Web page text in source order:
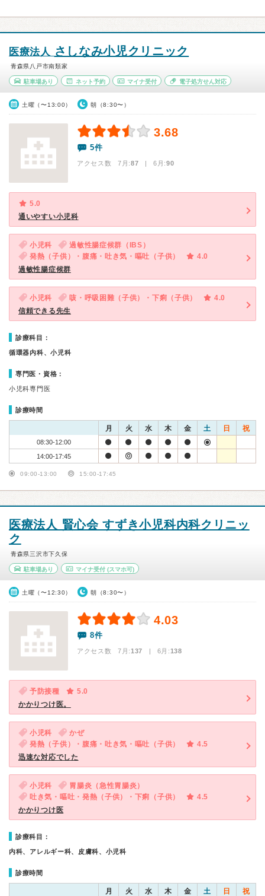
医療法人 さしなみ小児クリニック
青森県八戸市南類家
駐車場あり ネット予約 マイナ受付 電子処方せん対応
土曜（〜13:00） 朝（8:30〜）
3.68
5件
アクセス数 7月:87 | 6月:90
5.0
通いやすい小児科
小児科
過敏性腸症候群（IBS）
発熱（子供）・腹痛・吐き気・嘔吐（子供）
4.0
過敏性腸症候群
小児科 咳・呼吸困難（子供）・下痢（子供）
4.0
信頼できる先生
診療科目：
循環器内科、小児科
専門医・資格：
小児科専門医
診療時間
月 火 水 木 金 土 日 祝
08:30-12:00
14:00-17:45
09:00-13:00 15:00-17:45
医療法人 賢心会 すずき小児科内科クリニッ
ク
青森県三沢市下久保
駐車場あり マイナ受付(スマホ可)
土曜（〜12:30） 朝（8:30〜）
4.03
8件
アクセス数 7月:137 | 6月:138
予防接種
5.0
かかりつけ医。
小児科
かぜ
発熱（子供）・腹痛・吐き気・嘔吐（子供）
4.5
迅速な対応でした
小児科
胃腸炎（急性胃腸炎）
吐き気・嘔吐・発熱（子供）・下痢（子供）
4.5
かかりつけ医
診療科目：
内科、アレルギー科、皮膚科、小児科
診療時間
月 火 水 木 金 土 日 祝